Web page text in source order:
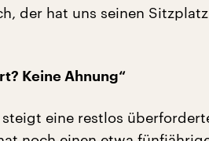
der hat uns seinen
Keine Ahnung“
eine restlos